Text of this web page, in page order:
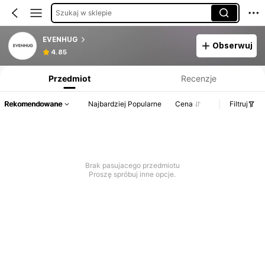
Szukaj w sklepie
EVENHUG
4.85
Obserwuj
Informacje o produkcie: Ujawnienie ceny, dane dotyczące sprzedaży i stanu magazynowego.
Przedmiot Recenzje
Rekomendowane Najbardziej Popularne Cena Filtruj
Brak pasujacego przedmiotu
Proszę spróbuj inne opcje.